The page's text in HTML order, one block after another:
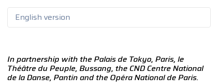
English version
In partnership with the Palais de Tokyo, Paris, le
Théâtre du Peuple, Bussang, the CND Centre National
de la Danse, Pantin and the OpéraNational de Paris.